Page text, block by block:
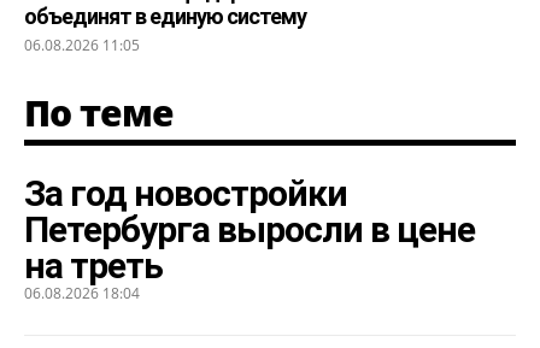
объединят в единую систему
06.08.2026 11:05
По теме
За год новостройки
Петербурга выросли в цене
на треть
06.08.2026 18:04